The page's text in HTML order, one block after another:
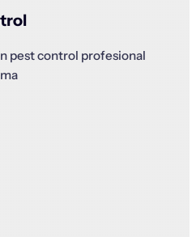
pest control profesional